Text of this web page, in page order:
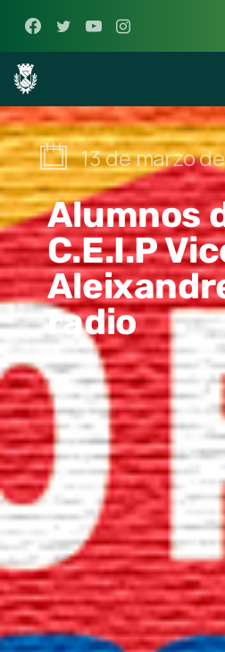
13 de marzo
Alumnos
C.E.I.P
radio